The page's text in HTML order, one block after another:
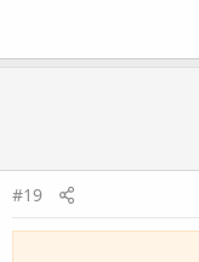
#19